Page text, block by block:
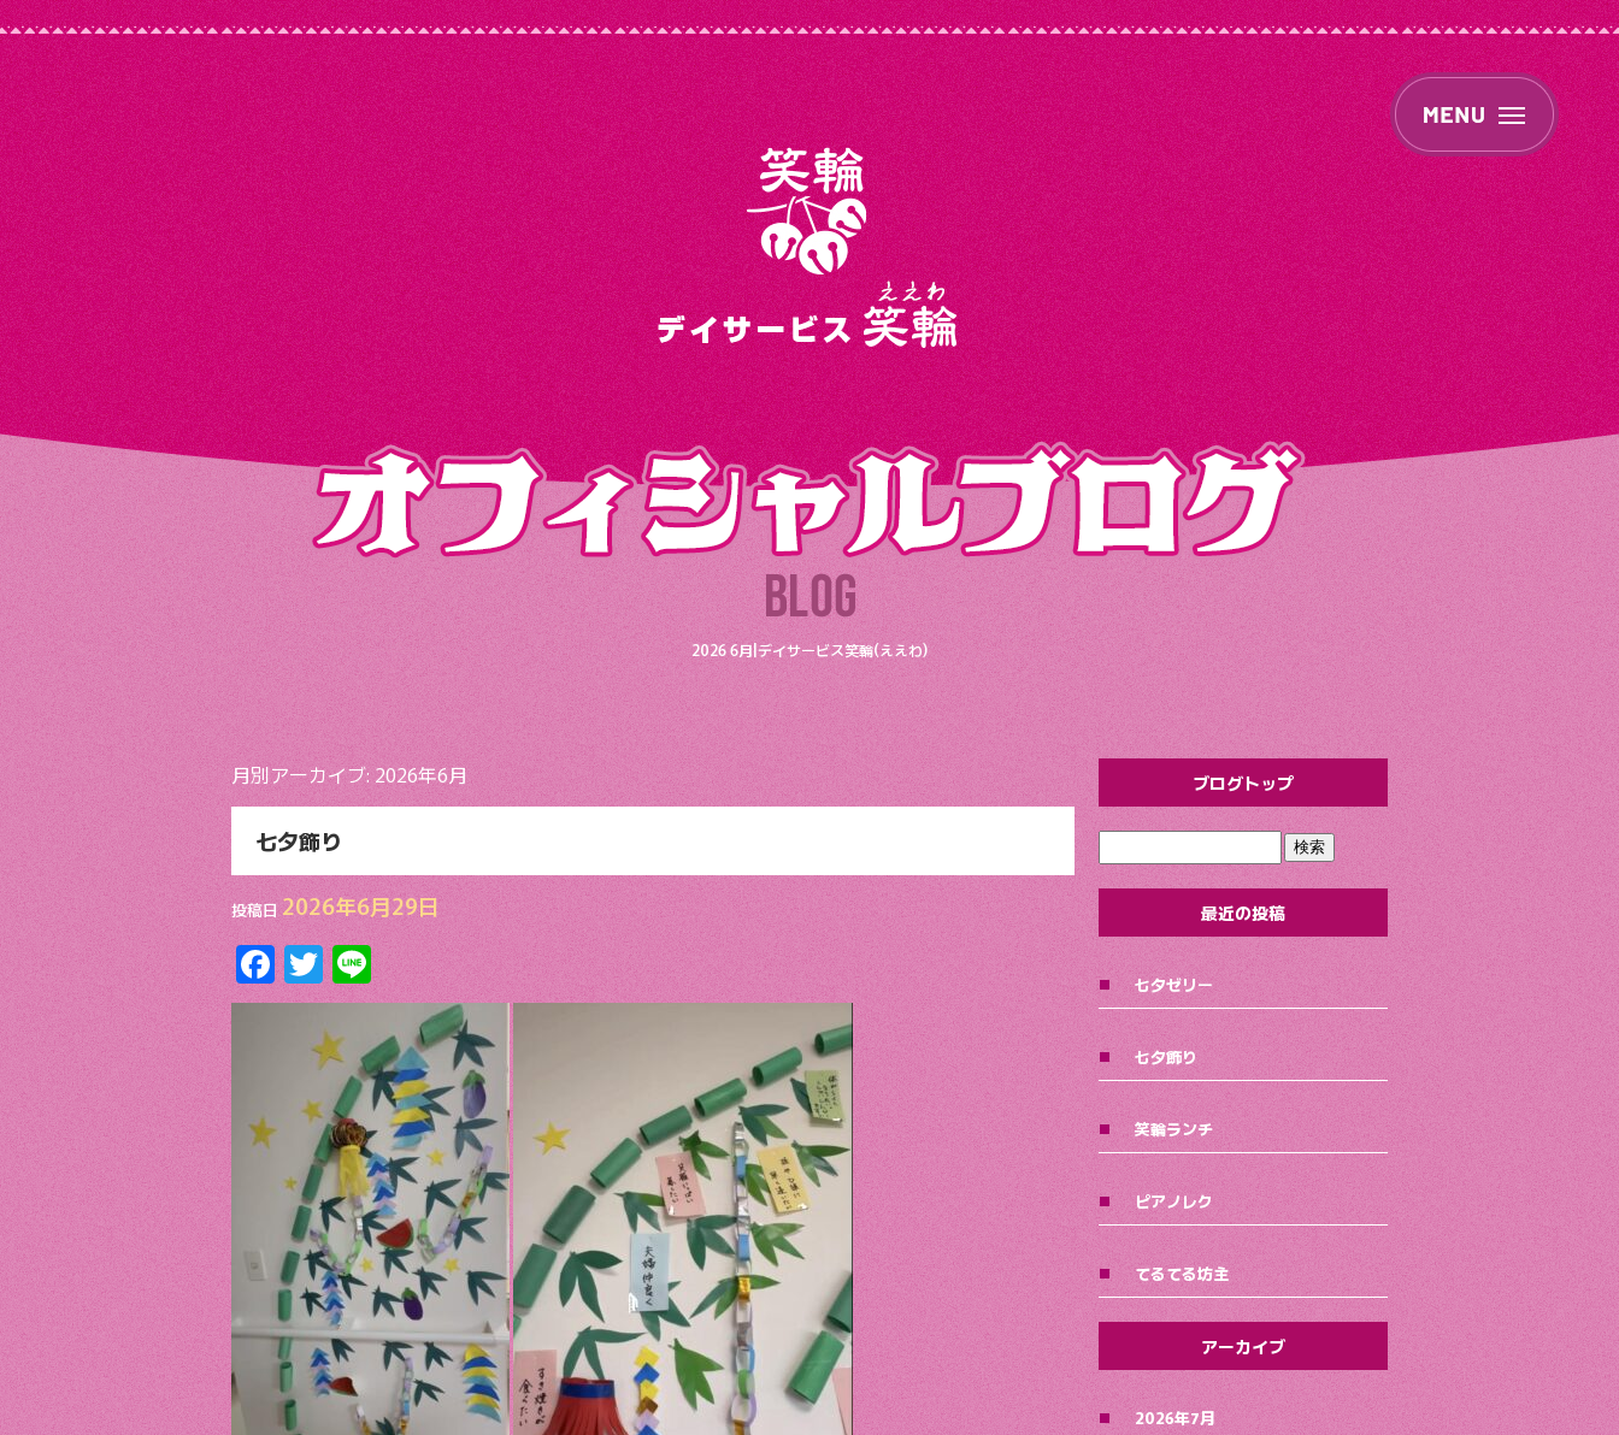
2026 6月|デイサービス笑輪(ええわ)
月別アーカイブ:2026年6月
七夕飾り
投稿日 2026年6月29日
F
ac
o
k
T
w
itt
er
Li
n
e
ブログトップ
最近の投稿
七夕ゼリー
七夕飾り
笑輪ランチ
ピアノレク
てるてる坊主
アーカイブ
2026年7月